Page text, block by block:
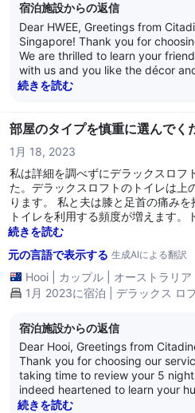
さなモールもあります。 シンガポールでの滞在を希望するなら、ま
た戻ってきます。
宿泊施設からの返信
Dear HWEE, Greetings from Citadines Fusionopolis
Singapore! Thank you for
We are thrilled to learn your
with us and you like the décor
level Grand one-bedroom loft
inaction. Please be assured we
seriously and we shall be
team members concerned, in addition to
needed cleaning of the sofa. ---- We are thrilled t learn you
will return to stay and all of us
valued trust. Thank you for
have been of service to you and
earnestly look forward to
your service, and we wish both of
regards, The management of
Singapore
続きを読む
部屋のタイプを慎重に選んでく
1月 18, 2023
私は詳細を調べずにデラックスロフ
た。デラックスロフトのトイレは上
ります。 私と夫は膝と足首の痛みを抱えた高齢者です。年齢と共に
トイレを利用する頻度が増えます。
のは私たちにとって非常に面倒です。 ホテルは満室で、他の部屋の
タイプに変更することはできません
続きを読む
元の言語で表示する 生成AIによる翻訳
Hooi カップル
オーストラリア
1月 2023に宿泊 | デラックス ロ
宿泊施設からの返信
Dear Hooi, Greetings from Citadines Fusionopolis Singapore!
Thank you for choosing our
taking time to review your 5
indeed heartened to learn your
overall pleasant stay with us. We
続きを読む